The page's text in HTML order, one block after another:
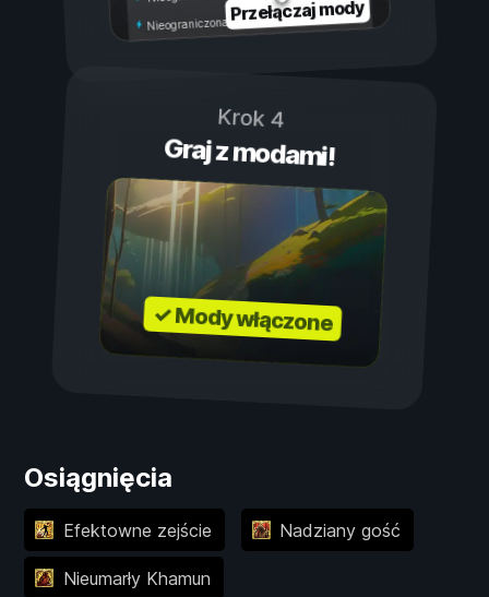
Nieograniczona wytrzymałość
Przełączaj mody
Krok 4
Graj z modami!
✓ Mody włączone
Osiągnięcia
Efektowne zejście Nadziany gość
Nieumarły Khamun